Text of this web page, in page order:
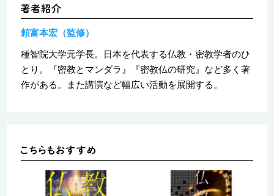
頼富本宏（監修）
種智院大学元学長。日本を代表する仏教・密教学者のひ
とり。『密教とマンダラ』『密教仏の研究』など多く著
作がある。また講演など幅広い活動を展開する。